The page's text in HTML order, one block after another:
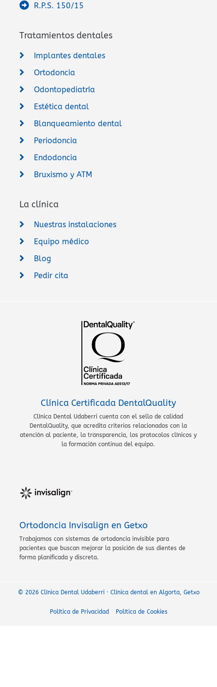
R.P.S. 150/15
Tratamientos dentales
Implantes dentales
Ortodoncia
Odontopediatría
Estética dental
Blanqueamiento dental
Periodoncia
Endodoncia
Bruxismo y ATM
La clínica
Nuestras instalaciones
Equipo médico
Blog
Pedir cita
Clínica Certificada DentalQuality
Clínica Dental Udaberri cuenta con el sello de calidad
DentalQuality, que acredita criterios relacionados con la
atención al paciente, la transparencia, los protocolos clínicos y
la formación continua del equipo.
Ortodoncia Invisalign en Getxo
Trabajamos con sistemas de ortodoncia invisible para
pacientes que buscan mejorar la posición de sus dientes de
forma planificada y discreta.
© 2026 Clínica Dental Udaberri · Clínica dental en Algorta, Getxo
Política de Privacidad Política de Cookies